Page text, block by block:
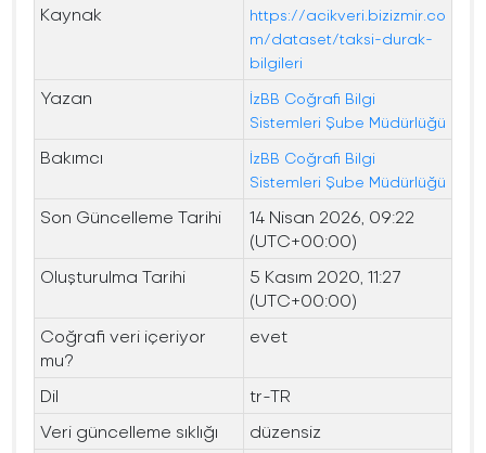
Kaynak
https://acikveri.bizizmir.co
m/dataset/taksi-durak-
bilgileri
Yazan
İzBB Coğrafi Bilgi
Sistemleri Şube Müdürlüğü
Bakımcı
İzBB Coğrafi Bilgi
Sistemleri Şube Müdürlüğü
Son Güncelleme Tarihi
14 Nisan 2026, 09:22
(UTC+00:00)
Oluşturulma Tarihi
5 Kasım 2020, 11:27
(UTC+00:00)
Coğrafi veri içeriyor
mu?
evet
Dil
tr-TR
Veri güncelleme sıklığı
düzensiz